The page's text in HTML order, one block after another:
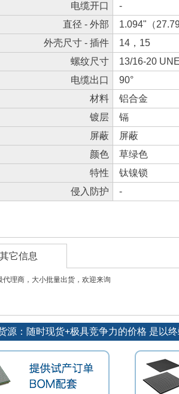
电缆开口
-
直径 - 外部
1.094"（
外壳尺寸 - 插件
14，15
螺纹尺寸
13/16-20
电缆出口
90°
材料
铝合金
镀层
镉
屏蔽
屏蔽
颜色
草绿色
特性
钛镍锁
侵入防护
-
其它信息
代理商，大小批量出货，欢迎来询
源：随时现货+极具竞争力的价格 是以